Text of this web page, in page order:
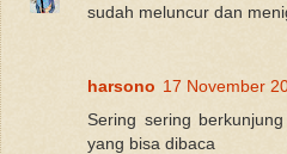
sudah meluncur dan
harsono 17 November
Sering sering
yang bisa dibaca